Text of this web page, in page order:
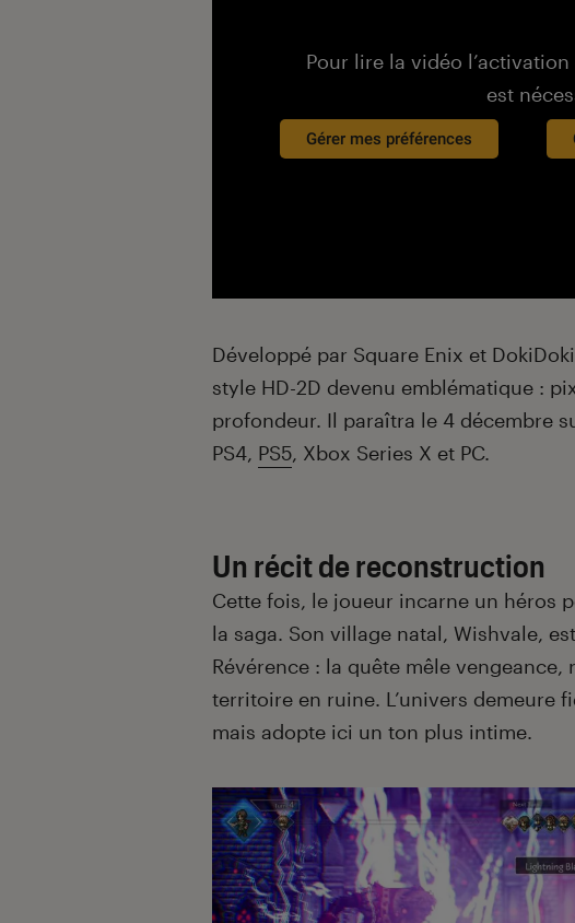
Pour lire la vidéo
est
Gérer mes préférences
Développé par Square Enix et
style HD-2D devenu emblématique :
profondeur. Il paraîtra le 4 décembre
PS4, PS5, Xbox Series X et PC.
Un récit de reconstruction
Cette fois, le joueur incarne un héros
la saga. Son village natal, Wishvale,
Révérence : la quête mêle
territoire en ruine. L’univers demeure
mais adopte ici un ton plus intime.